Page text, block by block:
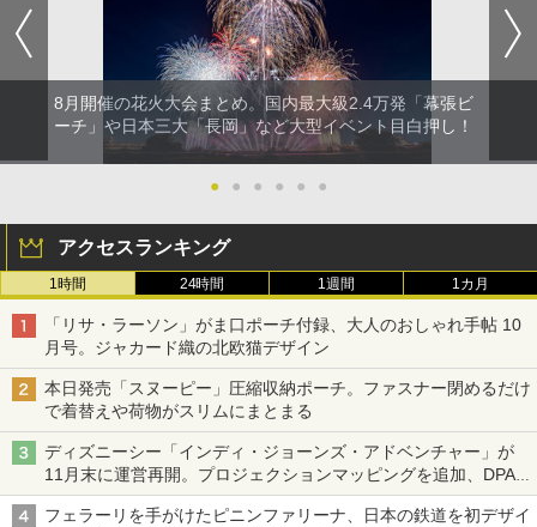
8月開催の花火大会まとめ。国内最大級2.4万発「幕張ビ
ーチ」や日本三大「長岡」など大型イベント目白押し！
● ● ● ● ● ●
アクセスランキング
1時間 24時間 1週間 1カ月
「リサ・ラーソン」がま口ポーチ付録、大人のおしゃれ手帖 10
月号。ジャカード織の北欧猫デザイン
本日発売「スヌーピー」圧縮収納ポーチ。ファスナー閉めるだけ
で着替えや荷物がスリムにまとまる
ディズニーシー「インディ・ジョーンズ・アドベンチャー」が
11月末に運営再開。プロジェクションマッピングを追加、DPA
は1500円
フェラーリを手がけたピニンファリーナ、日本の鉄道を初デザイ